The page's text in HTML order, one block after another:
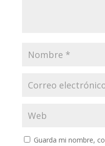
Guarda mi nombre,